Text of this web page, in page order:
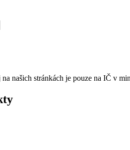
na našich stránkách je pouze na IČ v